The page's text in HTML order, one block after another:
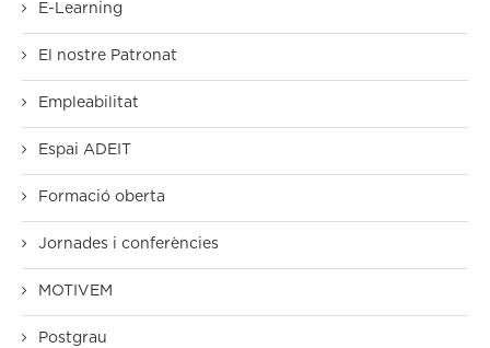
E-Learning
El nostre Patronat
Empleabilitat
Espai ADEIT
Formació oberta
Jornades i conferències
MOTIVEM
Postgrau